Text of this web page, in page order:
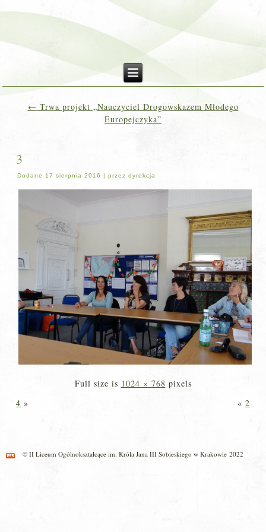
← Trwa projekt „Nauczyciel Drogowskazem Młodego
Europejczyka”
3
Dodane 17 sierpnia 2016 |przez dyrekcja
Full size is 1024 × 768 pixels
4 » « 2
© II Liceum Ogólnokształcące im. Króla Jana III Sobieskiego w Krakowie 2022